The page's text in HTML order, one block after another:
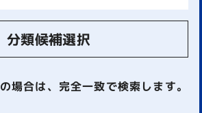
分類候補選択
の場合は、完全一致で検索します。